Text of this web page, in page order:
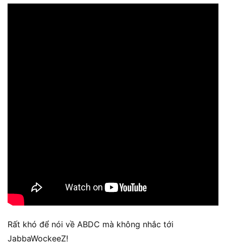
Rất khó để nói về ABDC mà không nhắc tới
JabbaWockeeZ!